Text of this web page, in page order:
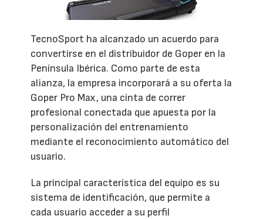
TecnoSport ha alcanzado un acuerdo para
convertirse en el distribuidor de Goper en la
Península Ibérica. Como parte de esta
alianza, la empresa incorporará a su oferta la
Goper Pro Max, una cinta de correr
profesional conectada que apuesta por la
personalización del entrenamiento
mediante el reconocimiento automático del
usuario.
La principal característica del equipo es su
sistema de identificación, que permite a
cada usuario acceder a su perfil